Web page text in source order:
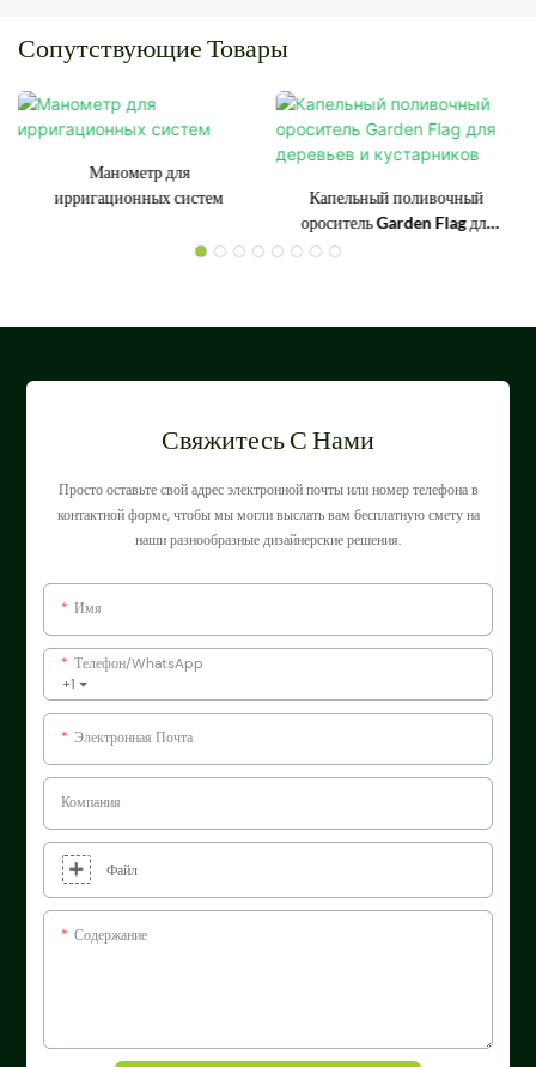
Сопутствующие Товары
Манометр для
ирригационных систем
Капельный поливочный
ороситель Garden Flag для
деревьев и кустарников
Свяжитесь С Нами
Просто оставьте свой адрес электронной почты или номер телефона в
контактной форме, чтобы мы могли выслать вам бесплатную смету на
наши разнообразные дизайнерские решения.
Имя
+1
Телефон/WhatsApp
Электронная Почта
Компания
Файл
Содержание